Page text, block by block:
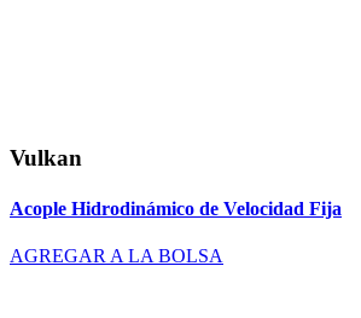
Vulkan
Acople Hidrodinámico de Velocidad Fija
AGREGAR A LA BOLSA